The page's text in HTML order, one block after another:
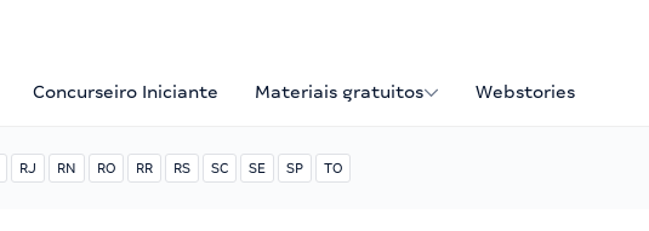
Concurseiro Iniciante Materiais gratuitos Webstories
RJ RN RO RR RS SC SE SP TO